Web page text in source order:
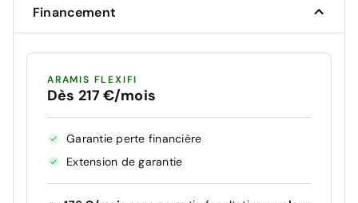
Financement
ARAMIS FLEXIFI
Dès 217 €/mois
Garantie perte financière
Extension de garantie